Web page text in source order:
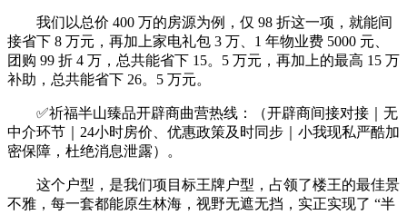
我们以总价 400 万的房源为例，仅 98 折这一项，就能间
接省下 8 万元，再加上家电礼包 3 万、1 年物业费 5000 元、
团购 99 折 4 万，总共能省下 15。5 万元，再加上的最高 15 万
补助，总共能省下 26。5 万元。
✅祈福半山臻品开辟商曲营热线：（开辟商间接对接｜无
中介环节｜24小时房价、优惠政策及时同步｜小我现私严酷加
密保障，杜绝消息泄露）。
这个户型，是我们项目标王牌户型，占领了楼王的最佳景
不雅，每一套都能原生林海，视野无遮无挡，实正实现了 “半